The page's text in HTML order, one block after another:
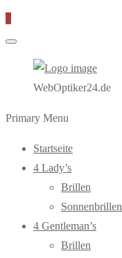
0
WebOptiker24.de
Primary Menu
Startseite
4 Lady’s
Brillen
Sonnenbrillen
4 Gentleman’s
Brillen